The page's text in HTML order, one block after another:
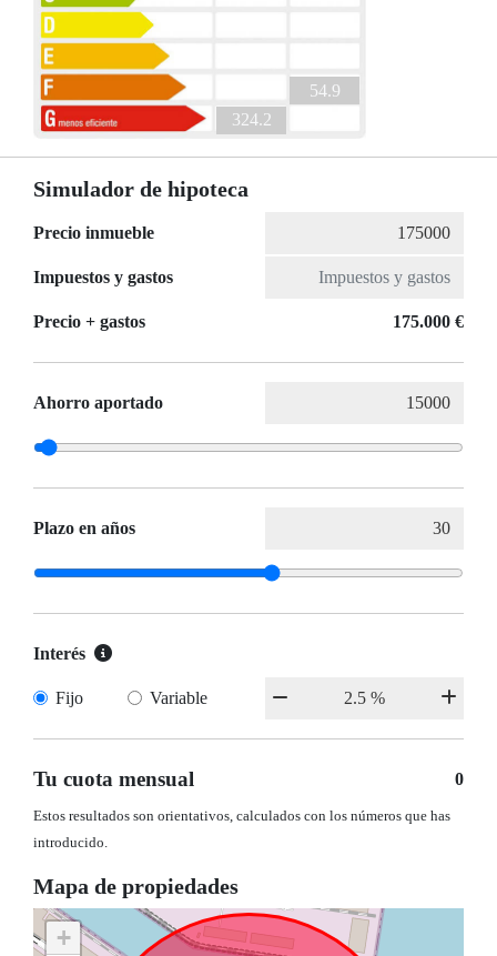
324.2
54.9
Simulador de hipoteca
Precio inmueble
Impuestos y gastos
Precio + gastos 175.000 €
Ahorro aportado
Plazo en años
Interés
Fijo Variable
Tu cuota mensual 0
Estos resultados son orientativos, calculados con los números que has
introducido.
Mapa de propiedades
+